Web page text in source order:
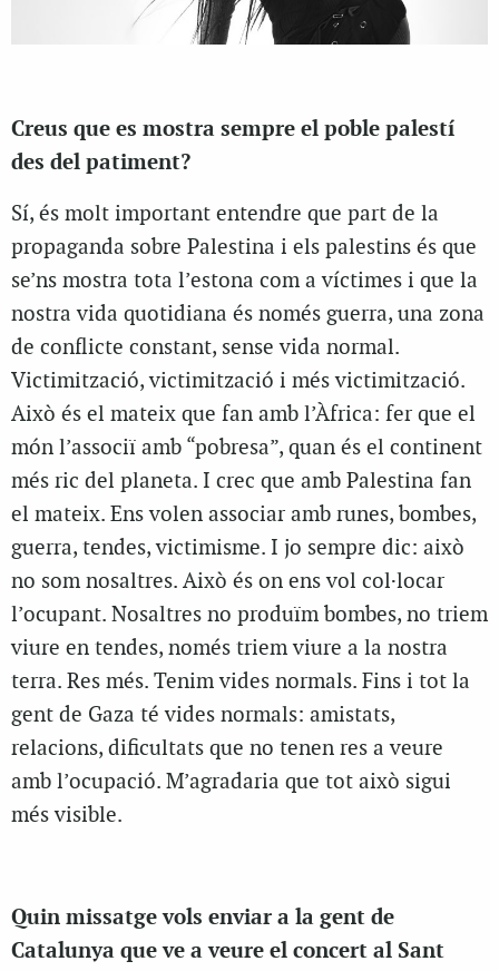
Creus que es mostra sempre el poble palestí
des del patiment?
Sí, és molt important entendre que part de la
propaganda sobre Palestina i els palestins és que
se’ns mostra tota l’estona com a víctimes i que la
nostra vida quotidiana és només guerra, una zona
de conflicte constant, sense vida normal.
Victimització, victimització i més victimització.
Això és el mateix que fan amb l’Àfrica: fer que el
món l’associï amb “pobresa”, quan és el continent
més ric del planeta. I crec que amb Palestina fan
el mateix. Ens volen associar amb runes, bombes,
guerra, tendes, victimisme. I jo sempre dic: això
no som nosaltres. Això és on ens vol col·locar
l’ocupant. Nosaltres no produïm bombes, no triem
viure en tendes, només triem viure a la nostra
terra. Res més. Tenim vides normals. Fins i tot la
gent de Gaza té vides normals: amistats,
relacions, dificultats que no tenen res a veure
amb l’ocupació. M’agradaria que tot això sigui
més visible.
Quin missatge vols enviar a la gent de
Catalunya que ve a veure el concert al Sant